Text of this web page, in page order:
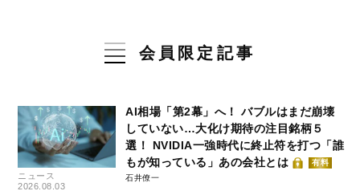
会員限定記事
ニュース
2026.08.03
AI相場「第2幕」へ！ バブルはまだ崩壊
していない…大化け期待の注目銘柄５
選！ NVIDIA一強時代に終止符を打つ「誰
もが知っている」あの会社とは
有料
石井僚一